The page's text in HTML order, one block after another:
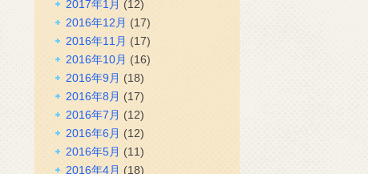
2017年1月 (12)
2016年12月 (17)
2016年11月 (17)
2016年10月 (16)
2016年9月 (18)
2016年8月 (17)
2016年7月 (12)
2016年6月 (12)
2016年5月 (11)
2016年4月 (18)